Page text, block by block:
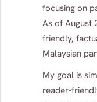
focusing on
As of August
friendly,
Malaysian
My goal is
reader-